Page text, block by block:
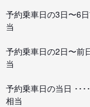
予約乗車日の3日〜6日
当
予約乗車日の2日〜前
当
予約乗車日の当日 ･･･
相当